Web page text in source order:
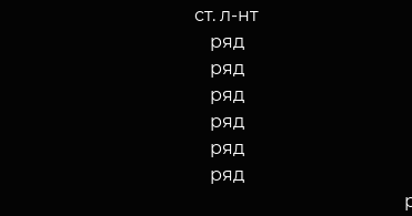
ст. л-нт
ряд
ряд
ряд
ряд
ряд
ряд